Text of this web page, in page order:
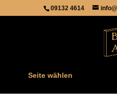
09132 4614
Seite wählen